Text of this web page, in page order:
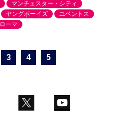
マンチェスター・シティ
ヤングボーイズ
ユベントス
ローマ
3 4 5